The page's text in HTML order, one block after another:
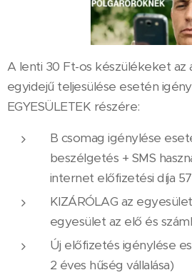
A lenti 30 Ft-os készülékeket az
egyidejű teljesülése esetén
EGYESÜLETEK részére:
B csomag igénylése
beszélgetés + SMS
internet előfizetési díja
KIZÁRÓLAG az
egyesület az elő és
Új előfizetés igénylése
2 éves hűség vállalása)